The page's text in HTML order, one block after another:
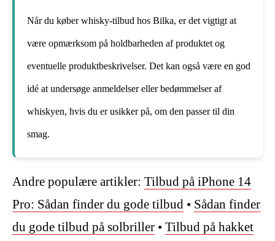
Når du køber whisky-tilbud hos Bilka, er det vigtigt at
være opmærksom på holdbarheden af produktet og
eventuelle produktbeskrivelser. Det kan også være en god
idé at undersøge anmeldelser eller bedømmelser af
whiskyen, hvis du er usikker på, om den passer til din
smag.
Andre populære artikler: Tilbud på iPhone 14
Pro: Sådan finder du gode tilbud • Sådan finder
du gode tilbud på solbriller • Tilbud på hakket